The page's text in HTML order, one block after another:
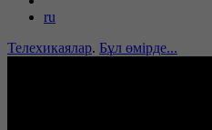
ru
Телехикаялар. Бұл өмірде...